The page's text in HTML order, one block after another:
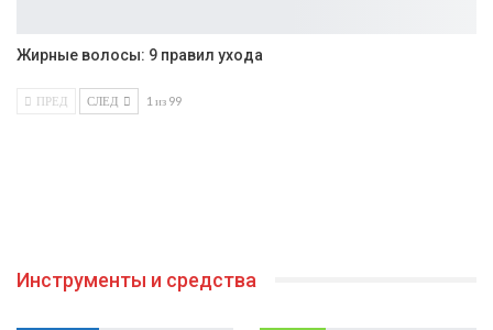
Жирные волосы: 9 правил ухода
ПРЕД СЛЕД 1 из 99
Инструменты и средства